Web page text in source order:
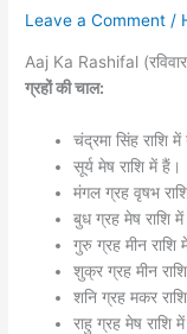
Leave a Comment /
Aaj Ka Rashifal
ग्रहों की चाल:
चंद्रमा सिंह राशि
सूर्य मेष राशि में हैं।
मंगल ग्रह वृषभ
बुध ग्रह मेष राशि में
गुरु ग्रह मीन राशि
शुक्र ग्रह मीन
शनि ग्रह मकर
राहु ग्रह मेष राशि